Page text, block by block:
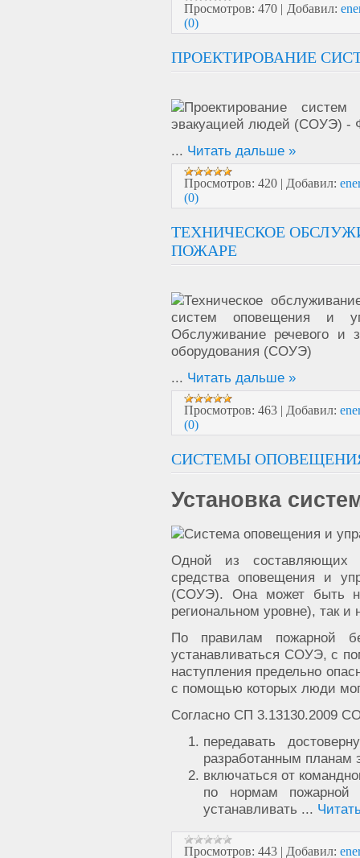
Просмотров: 470 | Добавил:
(0)
ПРОЕКТИРОВАНИЕ
... Читать дальше »
Просмотров: 420 | Добавил:
(0)
ТЕХНИЧЕСКОЕ
ПОЖАРЕ
... Читать дальше »
Просмотров: 463 | Добавил:
(0)
СИСТЕМЫ
Установка
Одной из составляющих
средства оповещения и
(СОУЭ). Она может быть
региональном уровне), так и
По правилам пожарной
устанавливаться СОУЭ, с
наступления предельно
с помощью которых люди
Согласно СП 3.13130.2009
передавать
разработанным планам
включаться от
по нормам пожарной
устанавливать ...
Просмотров: 443 | Добавил: